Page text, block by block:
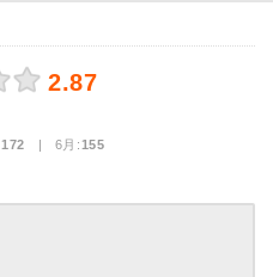
2.87
172 | 6月:155